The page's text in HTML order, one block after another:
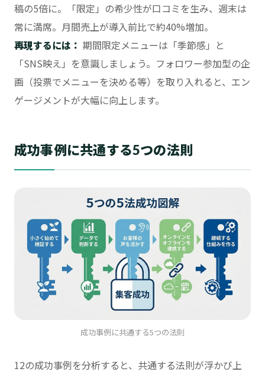
稿の5倍に。「限定」の希少性が口コミを生み、週末は
常に満席。月間売上が導入前比で約40%増加。
再現するには： 期間限定メニューは「季節感」と
「SNS映え」を意識しましょう。フォロワー参加型の企
画（投票でメニューを決める等）を取り入れると、エン
ゲージメントが大幅に向上します。
成功事例に共通する5つの法則
成功事例に共通する5つの法則
12の成功事例を分析すると、共通する法則が浮かび上